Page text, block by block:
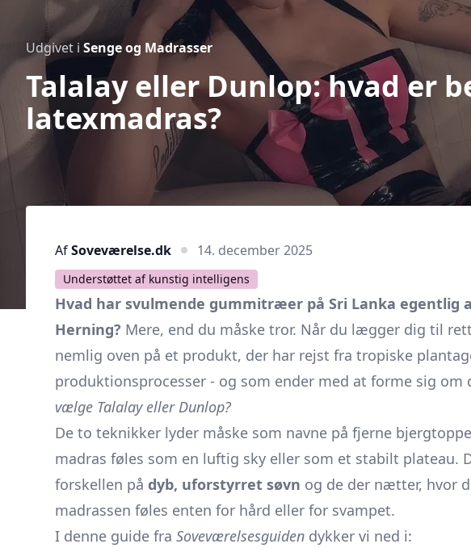
Udgivet i Senge og Madrasser
Talalay eller Dunlop: hvad er
latexmadras?
AfSoveværelse.dk 14. december 2025
Understøttet af kunstig intelligens
Hvad har svulmende gummitræer på Sri Lanka egentlig
Herning? Mere, end du måske tror. Når du lægger dig til
nemlig oven på et produkt, der har rejst fra tropiske
produktions­processer - og som ender med at forme sig om
vælge Talalay eller Dunlop?
De to teknikker lyder måske som navne på fjerne
madras føles som en luftig sky eller som et stabilt plateau.
forskellen på dyb, uforstyrret søvn og de der nætter, hvor
madrassen føles enten for hård eller for svampet.
I denne guide fra Soveværelsesguiden dykker vi ned i: